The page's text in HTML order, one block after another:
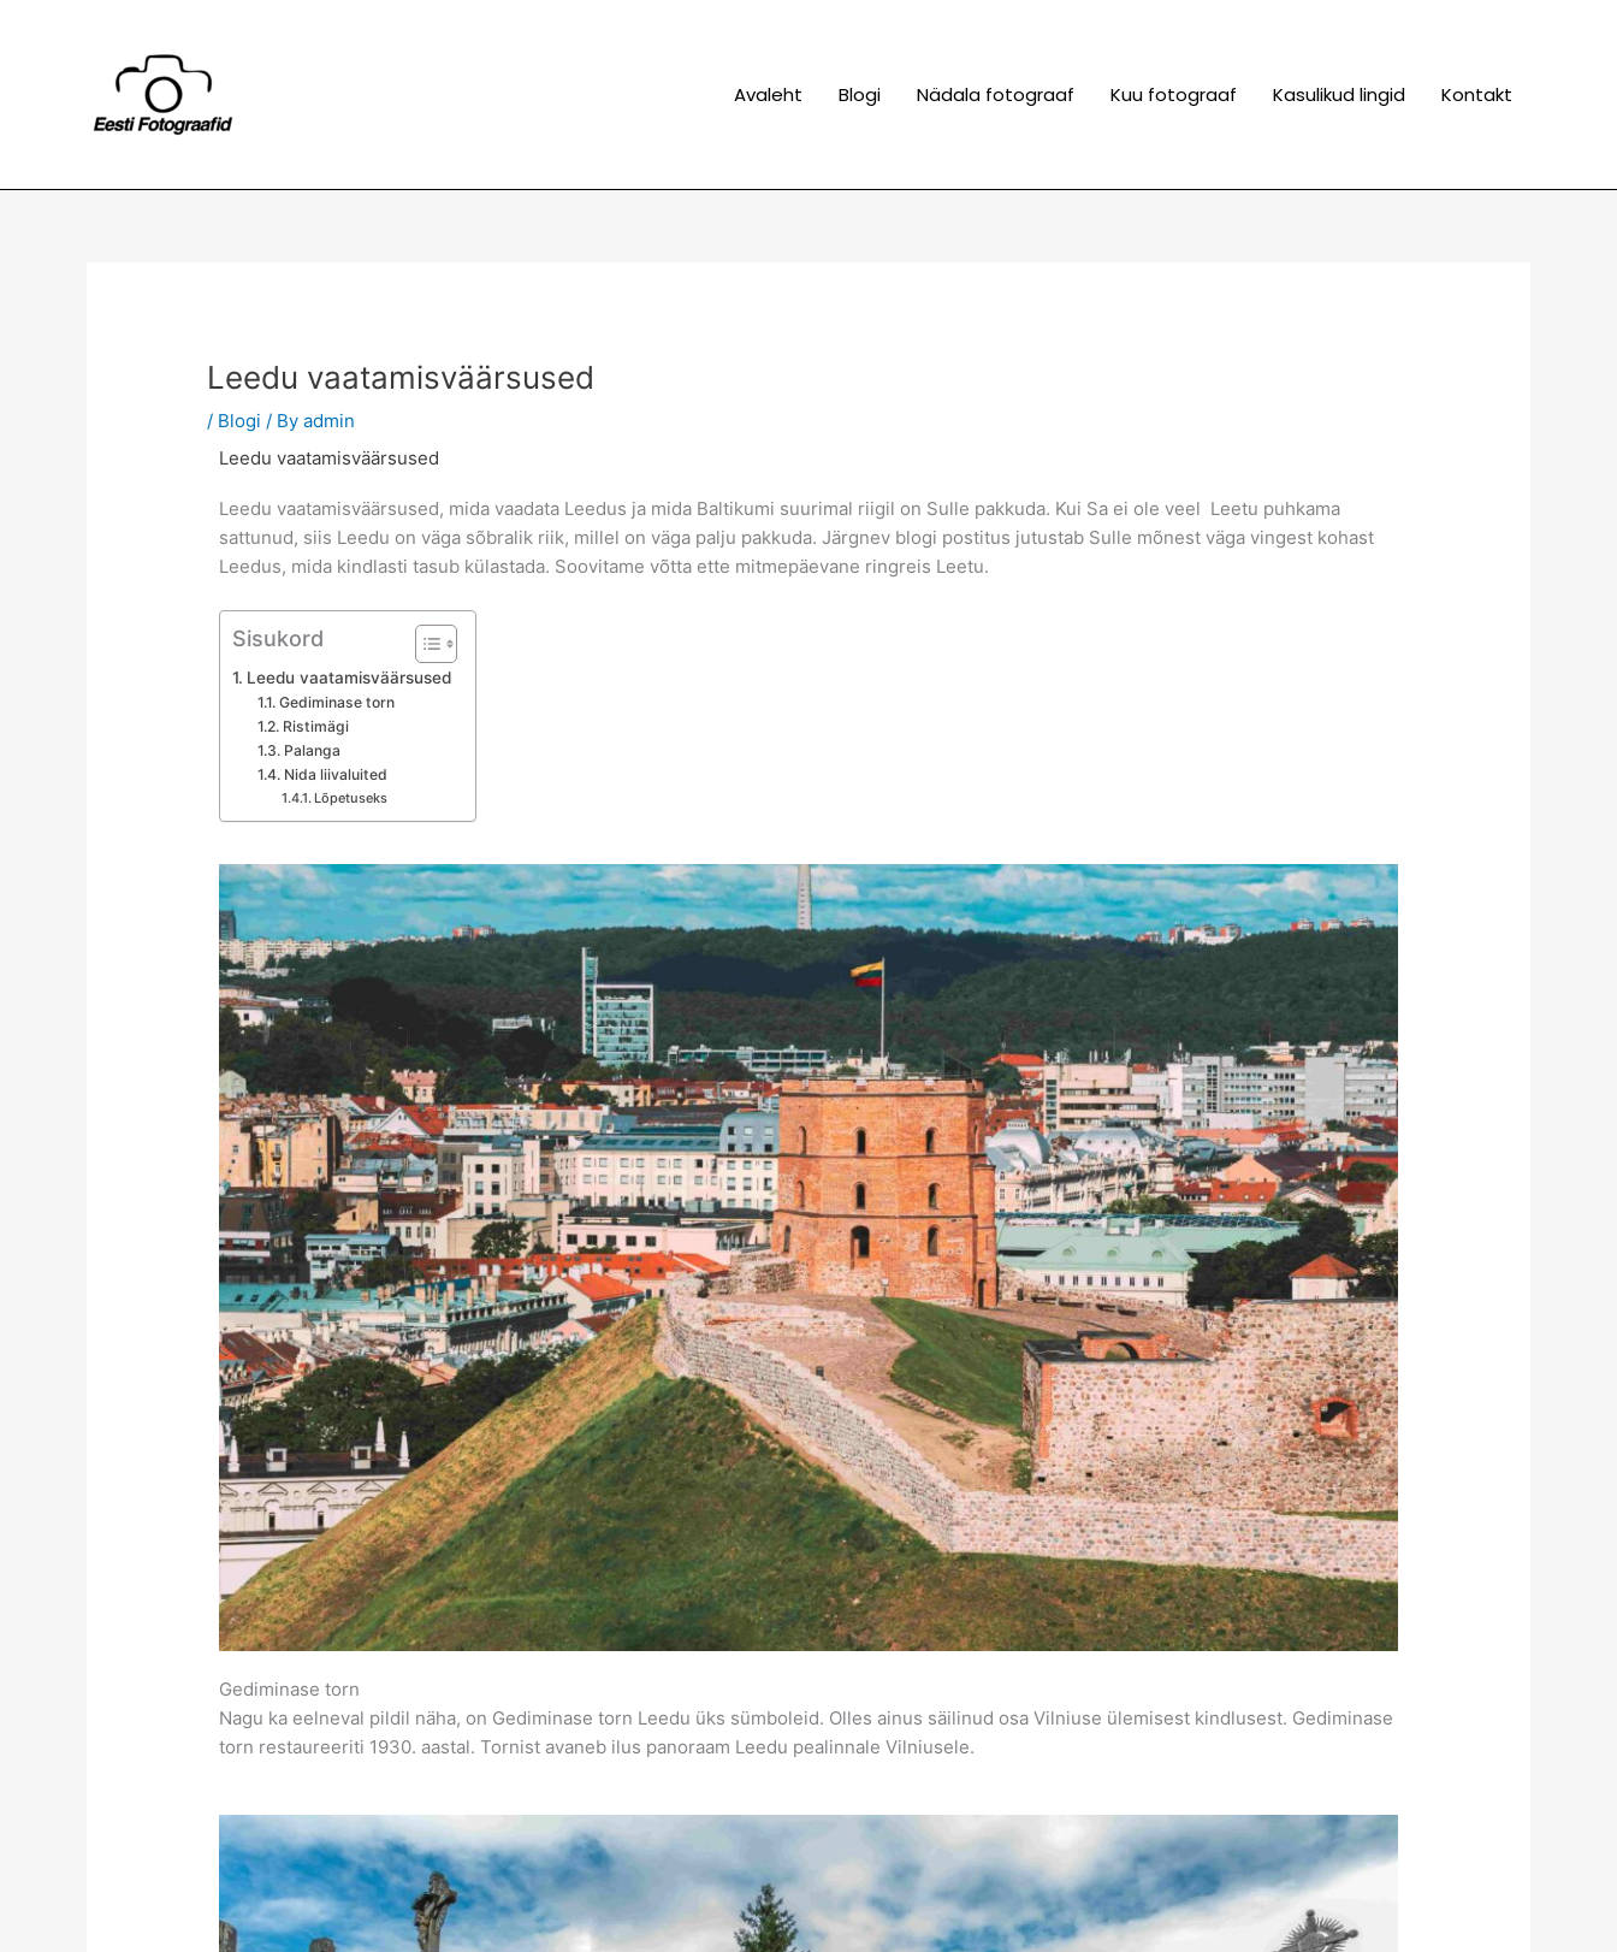
Avaleht Blogi Nädala fotograaf Kuu fotograaf Kasulikud lingid Kontakt
Leedu vaatamisväärsused
/ Blogi / Byadmin
Leedu vaatamisväärsused
Leedu vaatamisväärsused, mida vaadata Leedus ja mida Baltikumi suurimal riigil on Sulle pakkuda. Kui Sa ei ole veel Leetu puhkama
sattunud, siis Leedu on väga sõbralik riik, millel on väga palju pakkuda. Järgnev blogi postitus jutustab Sulle mõnest väga vingest kohast
Leedus, mida kindlasti tasub külastada. Soovitame võtta ette mitmepäevane ringreis Leetu.
Sisukord
Leedu vaatamisväärsused
Gediminase torn
Ristimägi
Palanga
Nida liivaluited
Lõpetuseks
Gediminase torn
Nagu ka eelneval pildil näha, on Gediminase torn Leedu üks sümboleid. Olles ainus säilinud osa Vilniuse ülemisest kindlusest. Gediminase
torn restaureeriti 1930. aastal. Tornist avaneb ilus panoraam Leedu pealinnale Vilniusele.